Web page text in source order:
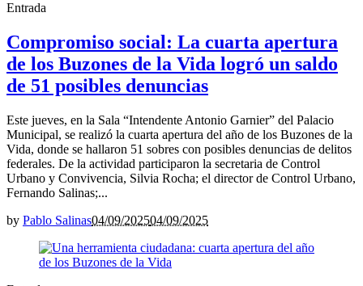
Entrada
Compromiso social: La cuarta apertura
de los Buzones de la Vida logró un saldo
de 51 posibles denuncias
Este jueves, en la Sala “Intendente Antonio Garnier” del Palacio
Municipal, se realizó la cuarta apertura del año de los Buzones de la
Vida, donde se hallaron 51 sobres con posibles denuncias de delitos
federales. De la actividad participaron la secretaria de Control
Urbano y Convivencia, Silvia Rocha; el director de Control Urbano,
Fernando Salinas;...
by Pablo Salinas04/09/202504/09/2025